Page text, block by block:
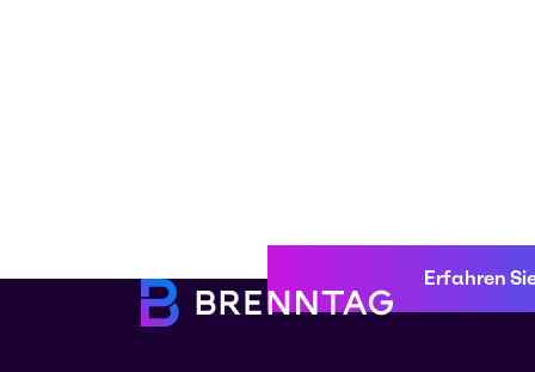
Erfahren